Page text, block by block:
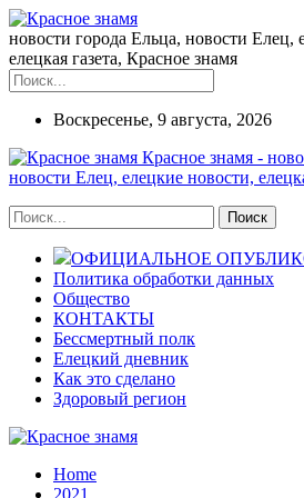
новости города Ельца, новости Елец,
елецкая газета, Красное знамя
Воскресенье, 9 августа, 2026
Красное знамя -
новости Елец, елецкие новости,
ОФИЦИАЛЬНОЕ
Политика обработки данных
Общество
КОНТАКТЫ
Бессмертный полк
Елецкий дневник
Как это сделано
Здоровый регион
Home
2021